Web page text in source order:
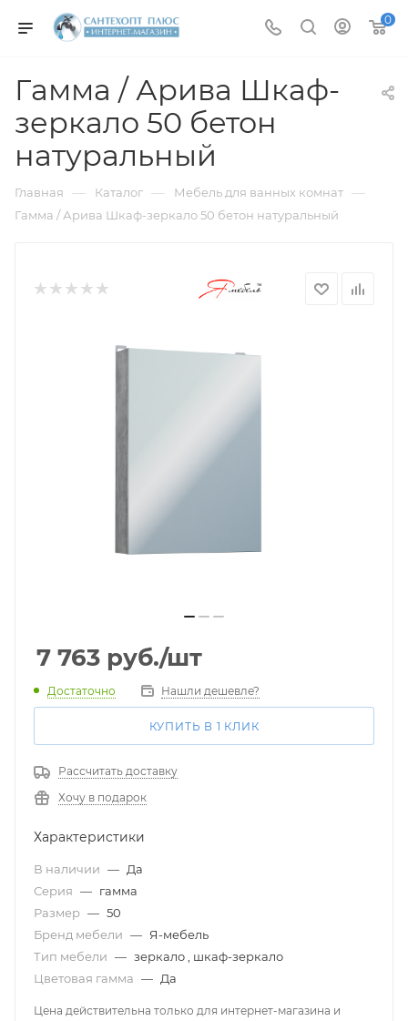
0
Гамма / Арива Шкаф-
зеркало 50 бетон
натуральный
Главная — Каталог — Мебель для ванных комнат —
Гамма / Арива Шкаф-зеркало 50 бетон натуральный
7 763 руб./шт
Достаточно Нашли дешевле?
КУПИТЬ В 1 КЛИК
Рассчитать доставку
Хочу в подарок
Характеристики
В наличии — Да
Серия — гамма
Размер — 50
Бренд мебели — Я-мебель
Тип мебели — зеркало , шкаф-зеркало
Цветовая гамма — Да
Цена действительна только для интернет-магазина и